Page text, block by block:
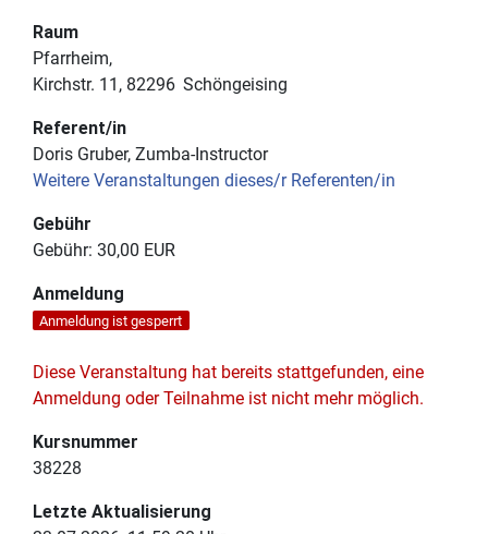
Raum
Pfarrheim
Kirchstr. 11 82296 Schöngeising
Referent/in
Doris Gruber, Zumba-Instructor
Weitere Veranstaltungen dieses/r Referenten/in
Gebühr
Gebühr: 30,00 EUR
Anmeldung
Anmeldung ist gesperrt
Diese Veranstaltung hat bereits stattgefunden, eine
Anmeldung oder Teilnahme ist nicht mehr möglich.
Kursnummer
38228
Letzte Aktualisierung